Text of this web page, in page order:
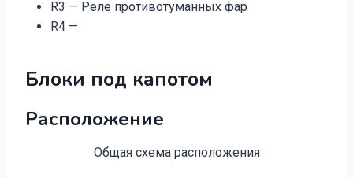
R3 — Реле противотуманных фар
R4 —
Блоки под капотом
Расположение
Общая схема расположения